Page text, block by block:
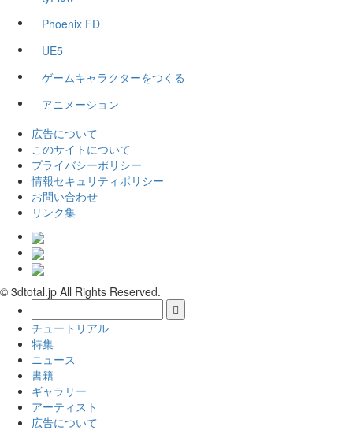
Phoenix FD
UE5
ゲームキャラクターをつくる
アニメーション
広告について
このサイトについて
プライバシーポリシー
情報セキュリティポリシー
お問い合わせ
リンク集
© 3dtotal.jp All Rights Reserved.
チュートリアル
特集
ニュース
書籍
ギャラリー
アーティスト
広告について